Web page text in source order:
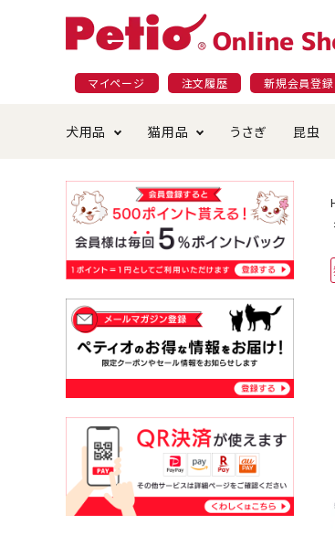
マイページ 注文履歴 新規会員登録
犬用品
ドッグフード
ペットシーツ
おもちゃ
首輪・ハーネス・リード
猫用品
ごはん・おやつ
ベッド・ハウス・マット
食器・給水器
替え・交換パーツ
うさぎ 昆虫
プラクト
夜のお散歩特集
国産フード&おやつ特集
じゃらして遊ぶ
小型犬にオススメ
ショッピングガイド
返品・交換について